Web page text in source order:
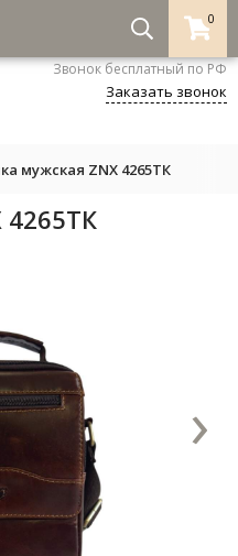
0
8-800-333-5530
Звонок бесплатный по РФ
Заказать звонок
мужская ZNX 4265ТК
4265ТК
›